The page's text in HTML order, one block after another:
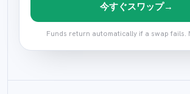
今すぐスワップ→
Funds return automatically if a swap fails.